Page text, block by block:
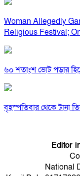
Woman Allegedly
Religious Festival;
৬০ শতাংশ ভোট পড়ার
বৃহস্পতিবার থেকে টানা
Editor
National